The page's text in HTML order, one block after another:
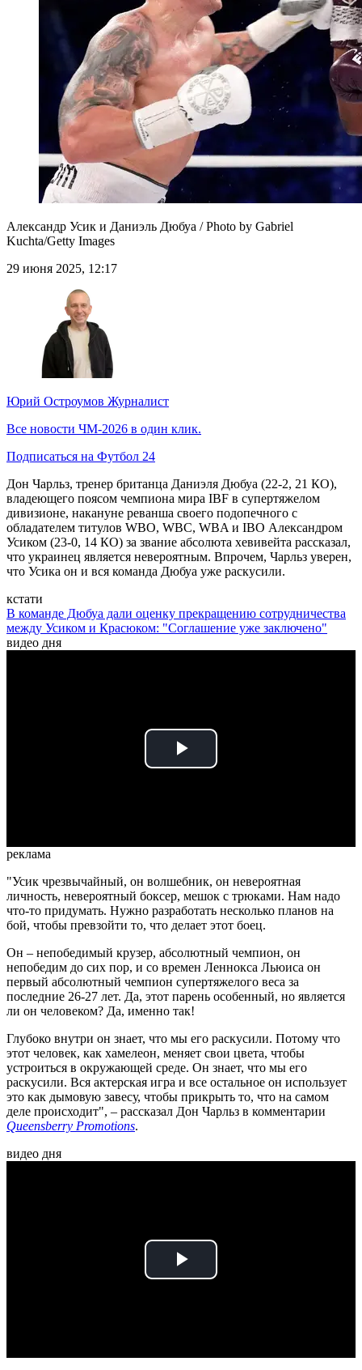
Александр Усик и Даниэль Дюбуа / Photo by Gabriel
Kuchta/Getty Images
29 июня 2025, 12:17
Юрий Остроумов Журналист
Все новости ЧМ-2026 в один клик.
Подписаться на Футбол 24
Дон Чарльз, тренер британца Даниэля Дюбуа (22-2, 21 КО),
владеющего поясом чемпиона мира IBF в супертяжелом
дивизионе, накануне реванша своего подопечного с
обладателем титулов WBO, WBC, WBA и IBO Александром
Усиком (23-0, 14 КО) за звание абсолюта хевивейта рассказал,
что украинец является невероятным. Впрочем, Чарльз уверен,
что Усика он и вся команда Дюбуа уже раскусили.
кстати
В команде Дюбуа дали оценку прекращению сотрудничества
между Усиком и Красюком: "Соглашение уже заключено"
видео дня
Play
реклама
"Усик чрезвычайный, он волшебник, он невероятная
личность, невероятный боксер, мешок с трюками. Нам надо
что-то придумать. Нужно разработать несколько планов на
бой, чтобы превзойти то, что делает этот боец.
Он – непобедимый крузер, абсолютный чемпион, он
непобедим до сих пор, и со времен Леннокса Льюиса он
первый абсолютный чемпион супертяжелого веса за
последние 26-27 лет. Да, этот парень особенный, но является
ли он человеком? Да, именно так!
Глубоко внутри он знает, что мы его раскусили. Потому что
этот человек, как хамелеон, меняет свои цвета, чтобы
устроиться в окружающей среде. Он знает, что мы его
раскусили. Вся актерская игра и все остальное он использует
это как дымовую завесу, чтобы прикрыть то, что на самом
деле происходит", – рассказал Дон Чарльз в комментарии
Queensberry Promotions.
видео дня
Play